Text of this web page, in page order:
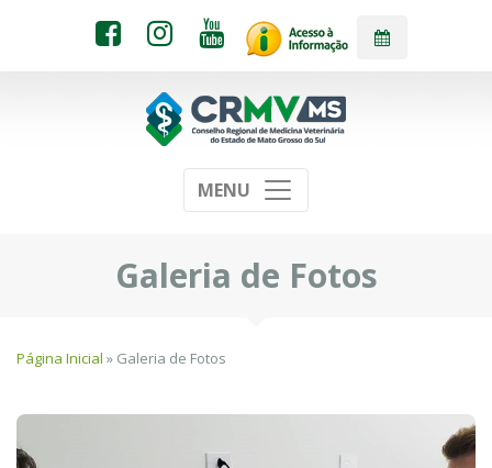
MENU
Galeria de Fotos
Página Inicial » Galeria de Fotos